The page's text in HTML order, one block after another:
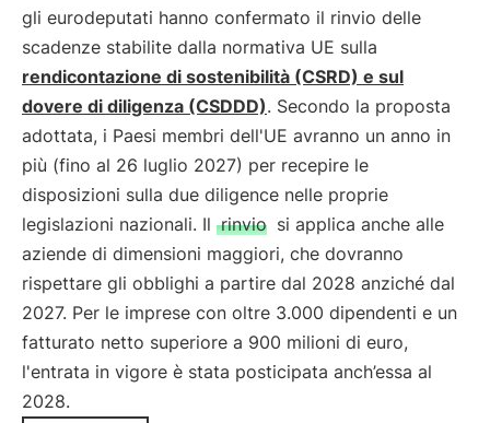
gli eurodeputati hanno confermato il rinvio delle
scadenze stabilite dalla normativa UE sulla
rendicontazione di sostenibilità (CSRD) e sul
dovere di diligenza (CSDDD). Secondo la proposta
adottata, i Paesi membri dell'UE avranno un anno in
più (fino al 26 luglio 2027) per recepire le
disposizioni sulla due diligence nelle proprie
legislazioni nazionali. Il rinvio si applica anche alle
aziende di dimensioni maggiori, che dovranno
rispettare gli obblighi a partire dal 2028 anziché dal
2027. Per le imprese con oltre 3.000 dipendenti e un
fatturato netto superiore a 900 milioni di euro,
l'entrata in vigore è stata posticipata anch’essa al
2028.